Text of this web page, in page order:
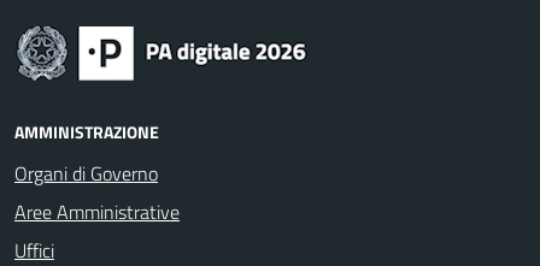
AMMINISTRAZIONE
Organi di Governo
Aree Amministrative
Uffici